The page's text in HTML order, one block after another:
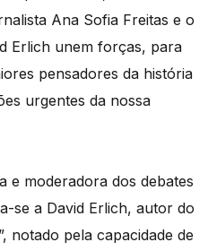
Ana Sofia Freitas e o
Erlich unem forças, para
pensadores da história
urgentes da nossa
e moderadora dos debates
se a David Erlich, autor do
notado pela capacidade de